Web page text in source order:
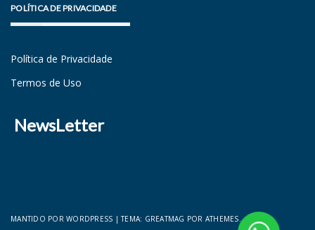
POLÍTICA DE PRIVACIDADE
Política de Privacidade
Termos de Uso
NewsLetter
MANTIDO POR WORDPRESS |TEMA: GREATMAG POR ATHEMES.